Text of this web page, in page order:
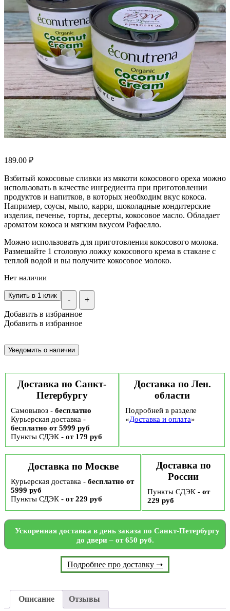
189.00 ₽
Взбитый кокосовые сливки из мякоти кокосового ореха можно
использовать в качестве ингредиента при приготовлении
продуктов и напитков, в которых необходим вкус кокоса.
Например, соусы, мыло, карри, шоколадные кондитерские
изделия, печенье, торты, десерты, кокосовое масло. Обладает
ароматом кокоса и мягким вкусом Рафаелло.
Можно использовать для приготовления кокосового молока.
Размешайте 1 столовую ложку кокосового крема в стакане с
теплой водой и вы получите кокосовое молоко.
Нет наличии
- +
Купить в 1 клик
Добавить в избранное
Добавить в избранное
Доставка по Санкт-
Петербургу
Самовывоз - бесплатно
Курьерская доставка -
бесплатно от 5999 руб
Пункты СДЭК - от 179 руб
Доставка по Лен.
области
Подробней в разделе
«Доставка и оплата»
Доставка по Москве
Курьерская доставка - бесплатно от
5999 руб
Пункты СДЭК - от 229 руб
Доставка по
России
Пункты СДЭК - от
229 руб
Ускоренная доставка в день заказа по Санкт-Петербургу
до двери – от 650 руб.
Подробнее про доставку ➝
Описание Отзывы